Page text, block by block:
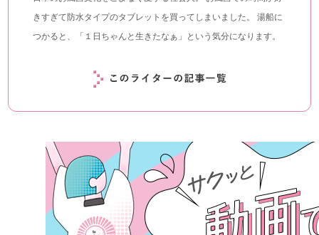
きすぎて防水タイプのタブレットを買ってしまいました。 湯船に
つかると、「１日ちゃんと生きたなぁ」という気分になります。